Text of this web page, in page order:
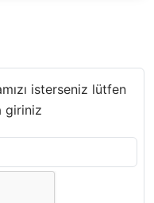
isterseniz lütfen
giriniz